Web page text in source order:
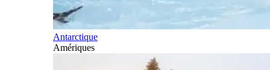
Antarctique
Amériques